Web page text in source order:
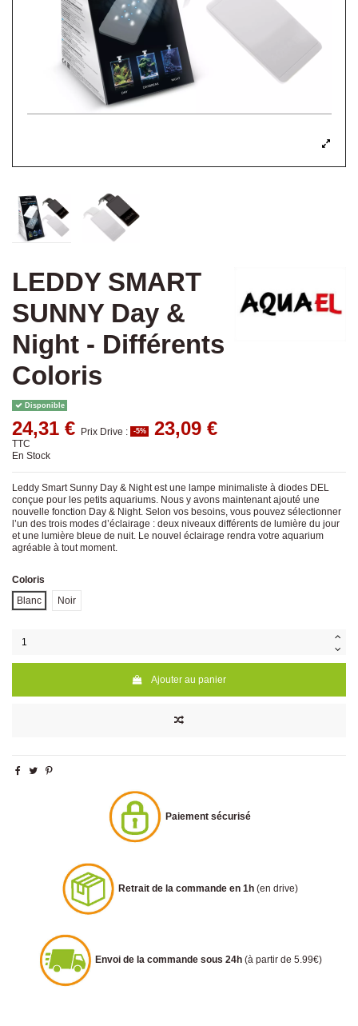
LEDDY SMART
SUNNY Day &
Night - Différents
Coloris
Disponible
24,31 € Prix Drive : -5% 23,09 €
TTC
En Stock
Leddy Smart Sunny Day & Night est une lampe minimaliste à diodes DEL
conçue pour les petits aquariums. Nous y avons maintenant ajouté une
nouvelle fonction Day & Night. Selon vos besoins, vous pouvez sélectionner
l’un des trois modes d’éclairage : deux niveaux différents de lumière du jour
et une lumière bleue de nuit. Le nouvel éclairage rendra votre aquarium
agréable à tout moment.
Coloris
Blanc
Noir
Ajouter au panier
Paiement sécurisé
Retrait de la commande en 1h (en drive)
Envoi de la commande sous 24h (à partir de 5.99€)